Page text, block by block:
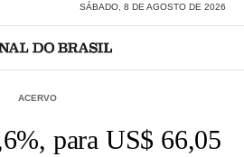
SÁBADO, 8 DE AGOSTO DE 2026
ACERVO
para US$ 66,05